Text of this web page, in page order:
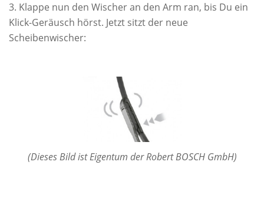
Klappe nun den Wischer an den Arm ran, bis Du ein
Klick-Geräusch hörst. Jetzt sitzt der neue
Scheibenwischer:
(Dieses Bild ist Eigentum der Robert BOSCH GmbH)